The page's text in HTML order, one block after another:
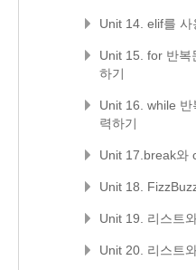
Unit 14. elif를
Unit 15. for 반복
하기
Unit 16. while
력하기
Unit 17.break와
Unit 18.
Unit 19. 리스트
Unit 20. 리스트